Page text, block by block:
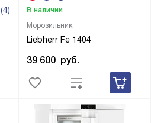
(4)
Морозильник
Liebherr Fe 1404
В наличии
39 600 руб.